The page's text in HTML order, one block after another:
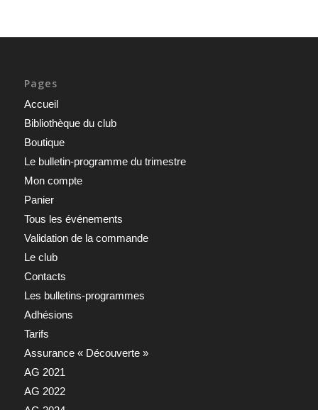
Pages
Accueil
Bibliothèque du club
Boutique
Le bulletin-programme du trimestre
Mon compte
Panier
Tous les événements
Validation de la commande
Le club
Contacts
Les bulletins-programmes
Adhésions
Tarifs
Assurance « Découverte »
AG 2021
AG 2022